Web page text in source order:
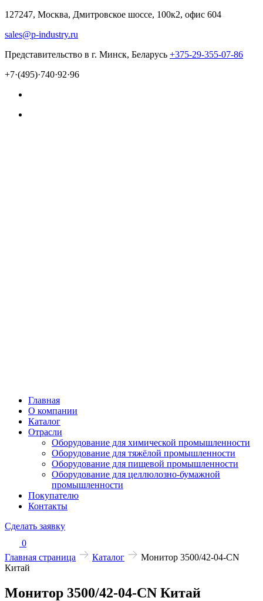
127247, Москва, Дмитровское шоссе, 100к2, офис 604
sales@p-industry.ru
Представительство в г. Минск, Беларусь +375-29-355-07-86
+7·(495)·740·92·96
Главная
О компании
Каталог
Отрасли
Оборудование для химической промышленности
Оборудование для тяжёлой промышленности
Оборудование для пищевой промышленности
Оборудование для целлюлозно-бумажной
промышленности
Покупателю
Контакты
Сделать заявку
0
Главная страница
Каталог
Монитор 3500/42-04-CN
Китай
Монитор 3500/42-04-CN Китай